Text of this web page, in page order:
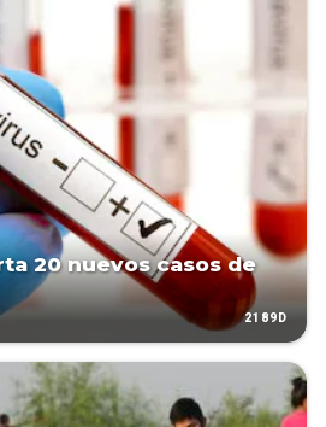
20 nuevos casos de
2189D